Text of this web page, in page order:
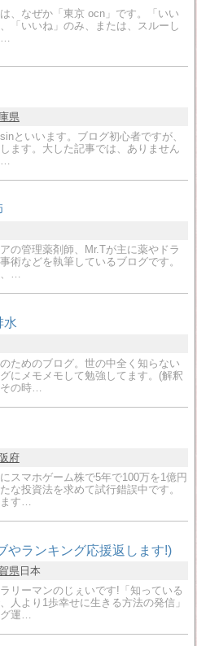
、なぜか「東京 ocn」です。「いい
「いいね」のみ、または、スルーし
県
といいます。ブログ初心者ですが、
ます。大した記事では、ありません
の管理薬剤師、Mr.Tが主に薬やドラ
術などを執筆しているブログです。
、…
水
ためのブログ。世の中全く知らない
にメモメモして勉強してます。(解釈
その時…
府
スマホゲーム株で5年で100万を1億円
な投資法を求めて試行錯誤中です。
す…
やランキング応援返します!)
県日本
リーマンのじぇいです!「知っている
人より1歩幸せに生きる方法の発信」
グ運…